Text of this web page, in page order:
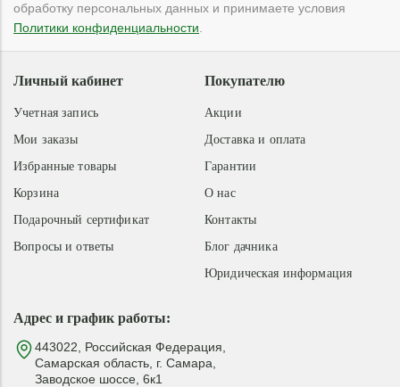
обработку персональных данных и принимаете условия
Политики конфиденциальности
Адрес и график работы:
443022, Российская Федерация,
Самарская область, г. Самара,
Заводское шоссе, 6к1
Покупателю
Акции
Доставка и оплата
Гарантии
О нас
Контакты
Блог дачника
Юридическая информация
Личный кабинет
Учетная запись
Мои заказы
Избранные товары
Корзина
Подарочный сертификат
Вопросы и ответы